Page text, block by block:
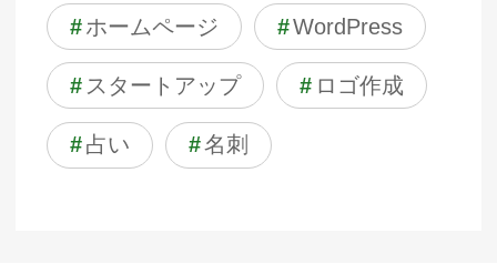
#ホームページ #WordPress
# スタートアップ # ロゴ作成
#占い #名刺